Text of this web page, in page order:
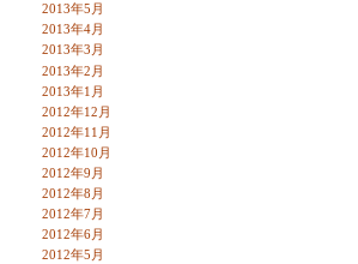
2013年5月
2013年4月
2013年3月
2013年2月
2013年1月
2012年12月
2012年11月
2012年10月
2012年9月
2012年8月
2012年7月
2012年6月
2012年5月